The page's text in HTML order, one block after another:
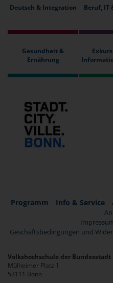
Deutsch & Integration Beruf, IT
Gesundheit &
Ernährung
Programm Info & Service
Geschäftsbedingungen und
Volkshochschule der Bundesstadt
Mülheimer Platz 1
53111 Bonn